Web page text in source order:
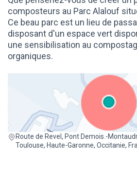
composteurs au Parc Alalouf
Ce beau parc est un lieu de
disposant d'un espace vert
une sensibilisation au
organiques.
Route de Revel, Pont Demois.-
Toulouse, Haute-Garonne, Occitanie,
(Lien externe)